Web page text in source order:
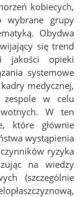
kobiecych,
wybrane grupy
Obydwa
się trend
jakości opieki
systemowe
medycznej,
zespole w celu
W ten
które głównie
wystąpienia
ryzyka
na wiedzy
(szczególnie